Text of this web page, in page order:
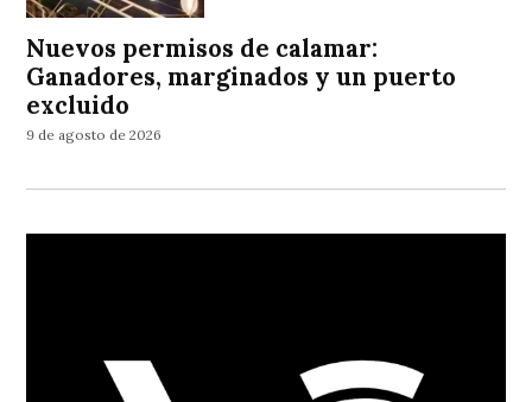
Nuevos permisos de calamar:
Ganadores, marginados y un puerto
excluido
9 de agosto de 2026